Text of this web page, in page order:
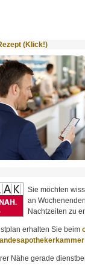
(Klick!)
Sie möchten
an
Nachtzeiten zu
erhalten Sie beim
Nähe gerade